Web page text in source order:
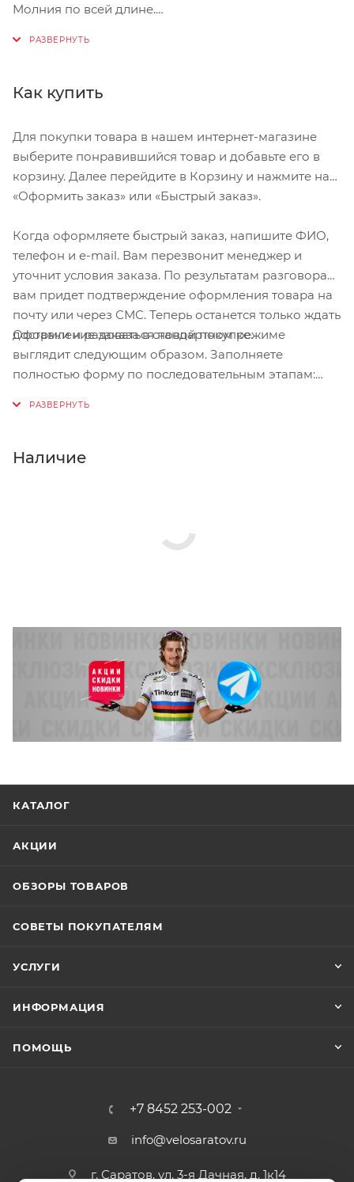
Молния по всей длине.
Как купить
Для покупки товара в нашем интернет-магазине
выберите понравившийся товар и добавьте его в
корзину. Далее перейдите в Корзину и нажмите на
«Оформить заказ» или «Быстрый заказ».
Когда оформляете быстрый заказ, напишите ФИО,
телефон и e-mail. Вам перезвонит менеджер и
уточнит условия заказа. По результатам разговора
вам придет подтверждение оформления товара на
почту или через СМС. Теперь останется только ждать
доставки и радоваться новой покупке.
Оформление заказа в стандартном режиме
выглядит следующим образом. Заполняете
полностью форму по последовательным этапам:
Нажмите кнопку «Оформить заказ».
Наличие
КАТАЛОГ
АКЦИИ
ОБЗОРЫ ТОВАРОВ
СОВЕТЫ ПОКУПАТЕЛЯМ
УСЛУГИ
ИНФОРМАЦИЯ
ПОМОЩЬ
+7 8452 253-002
info@velosaratov.ru
г. Саратов, ул. 3-я Дачная, д. 1к14